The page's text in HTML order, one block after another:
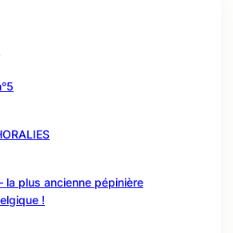
la plus ancienne pépinière
!